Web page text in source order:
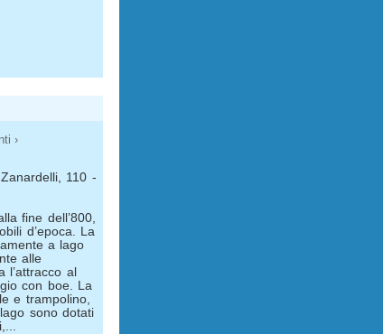
›
110 -
fine dell’800,
d’epoca. La
a lago
alle
l’attracco al
con boe. La
e trampolino,
sono dotati